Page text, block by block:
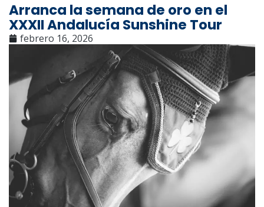
Arranca la semana de oro en el
XXXII Andalucía Sunshine Tour
febrero 16, 2026